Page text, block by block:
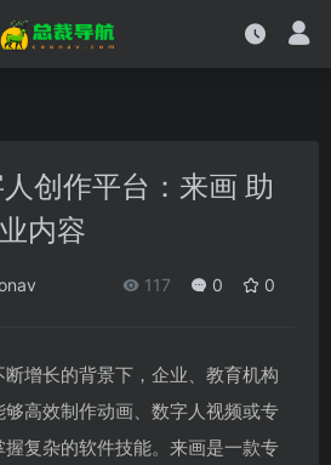
创作平台：来画 助
内容
117 0 0
增长的背景下，企业、教育机构
高效制作动画、数字人视频或专
复杂的软件技能。来画是一款专